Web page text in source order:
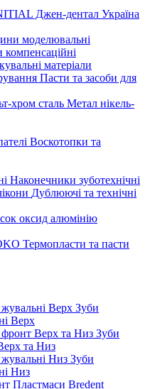
Джен-дентал Україна
моделювальні
компенсаційні
матеріали
Пасти та засоби для
Метал нікель-
Воскотопки та
Наконечники зуботехнічні
Дублюючі та технічні
оксид алюмінію
Термопласти та пасти
Зуби
Верх
Зуби
та Низ
Зуби
Низ
Пластмаси Bredent